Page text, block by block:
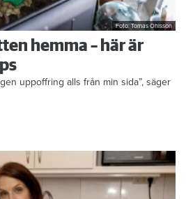
Foto: Tomas Ohlsson
hemma – här är
uppoffring alls från min sida”, säger